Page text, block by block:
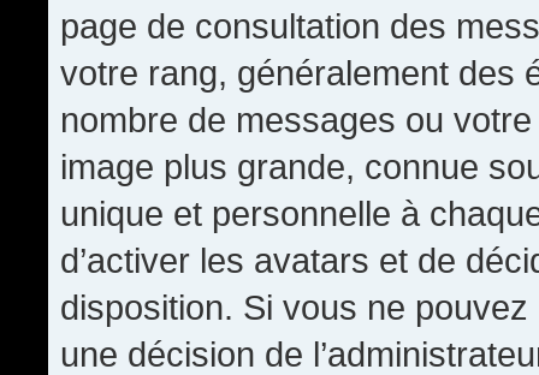
page de consultation des
votre rang, généralement des
nombre de messages ou
image plus grande, connue
unique et personnelle à
d’activer les avatars et de
disposition. Si vous ne pouvez
une décision de